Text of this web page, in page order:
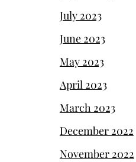
July 2023
June 2023
May 2023
April 2023
March 2023
December 2022
November 2022